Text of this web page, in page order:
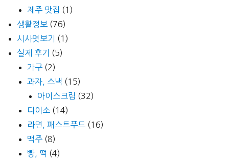
제주 맛집 (1)
생활정보 (76)
시사엿보기
(1)
실제 후기
(5)
가구 (2)
과자, 스낵 (15)
아이스크림 (32)
다이소 (14)
라면, 패스트푸드 (16)
맥주 (8)
빵, 떡 (4)